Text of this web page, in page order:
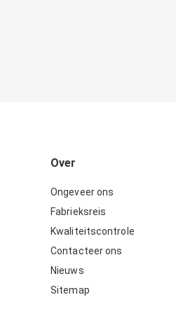
Over
Ongeveer ons
Fabrieksreis
Kwaliteitscontrole
Contacteer ons
Nieuws
Sitemap